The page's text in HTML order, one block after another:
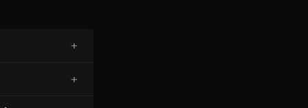
+
+